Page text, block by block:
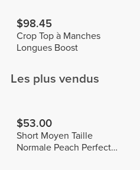
$98.45
Crop Top à Manches
Longues Boost
Les plus vendus
$53.00
Short Moyen Taille
Normale Peach Perfect